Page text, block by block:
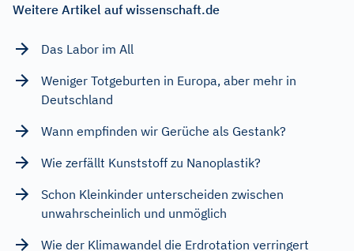
Weitere Artikel auf wissenschaft.de
Das Labor im All
Weniger Totgeburten in Europa, aber mehr in
Deutschland
Wann empfinden wir Gerüche als Gestank?
Wie zerfällt Kunststoff zu Nanoplastik?
Schon Kleinkinder unterscheiden zwischen
unwahrscheinlich und unmöglich
Wie der Klimawandel die Erdrotation verringert